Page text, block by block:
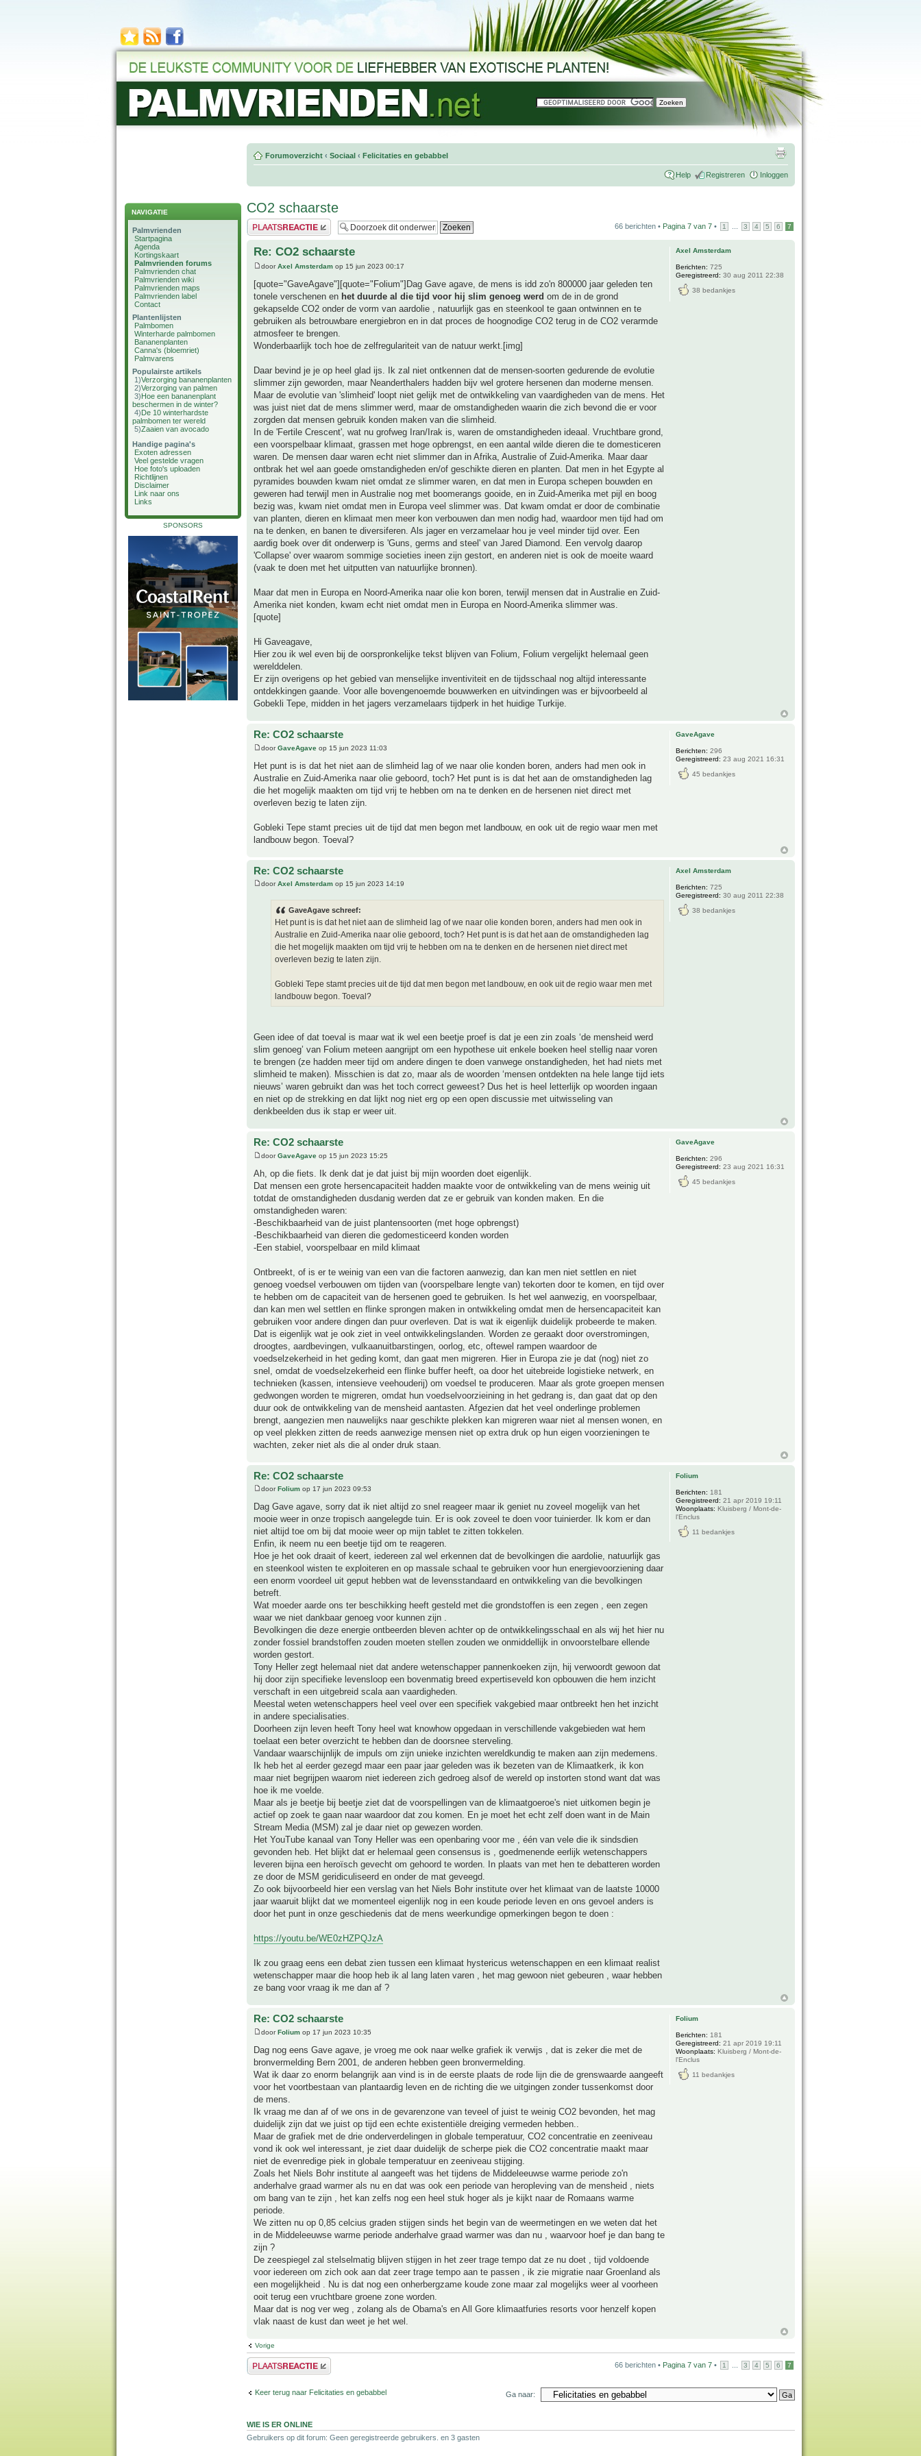
NAVIGATIE
Palmvrienden
Startpagina
Agenda
Kortingskaart
Palmvrienden forums
Palmvrienden chat
Palmvrienden wiki
Palmvrienden maps
Palmvrienden label
Contact
Plantenlijsten
Palmbomen
Winterharde palmbomen
Bananenplanten
Canna's (bloemriet)
Palmvarens
Populairste artikels
1)Verzorging bananenplanten
2)Verzorging van palmen
3)Hoe een bananenplant
beschermen in de winter?
4)De 10 winterhardste
palmbomen ter wereld
5)Zaaien van avocado
Handige pagina's
Exoten adressen
Veel gestelde vragen
Hoe foto's uploaden
Richtlijnen
Disclaimer
Link naar ons
Links
SPONSORS
Forumoverzicht ‹ Sociaal ‹ Felicitaties en gebabbel
Help Registreren Inloggen
CO2 schaarste
Plaats een reactie 66 berichten • Pagina 7 van 7 • 1 3 4 5 6 7
Re: CO2 schaarste
doorAxel Amsterdam op 15 jun 2023 00:17
[quote="GaveAgave"][quote="Folium"]Dag Gave agave, de mens is idd zo'n 800000 jaar geleden ten
tonele verschenen en het duurde al die tijd voor hij slim genoeg werd om de in de grond
gekapselde CO2 onder de vorm van aardolie , natuurlijk gas en steenkool te gaan ontwinnen en te
gebruiken als betrouwbare energiebron en in dat proces de hoognodige CO2 terug in de CO2 verarmde
atmosfeer te brengen.
Wonderbaarlijk toch hoe de zelfregulariteit van de natuur werkt.[img]
Daar bevind je je op heel glad ijs. Ik zal niet ontkennen dat de mensen-soorten gedurende de evolutie
slimmer zijn geworden, maar Neanderthalers hadden bijv wel grotere hersenen dan moderne mensen.
Maar de evolutie van 'slimheid' loopt niet gelijk met de ontwikkeling van vaardigheden van de mens. Het
was juist niet dat de mens slimmer werd, maar de omstandigheden waarin die zich bevond die er voor
zorgden dat mensen gebruik konden maken van die slimheid.
In de 'Fertile Crescent', wat nu grofweg Iran/Irak is, waren de omstandigheden ideaal. Vruchtbare grond,
een voorspelbaar klimaat, grassen met hoge opbrengst, en een aantal wilde dieren die te domesticeren
waren. De mensen daar waren echt niet slimmer dan in Afrika, Australie of Zuid-Amerika. Maar daar
ontbrak het wel aan goede omstandigheden en/of geschikte dieren en planten. Dat men in het Egypte al
pyramides bouwden kwam niet omdat ze slimmer waren, en dat men in Europa schepen bouwden en
geweren had terwijl men in Australie nog met boomerangs gooide, en in Zuid-Amerika met pijl en boog
bezig was, kwam niet omdat men in Europa veel slimmer was. Dat kwam omdat er door de combinatie
van planten, dieren en klimaat men meer kon verbouwen dan men nodig had, waardoor men tijd had om
na te denken, en banen te diversiferen. Als jager en verzamelaar hou je veel minder tijd over. Een
aardig boek over dit onderwerp is 'Guns, germs and steel' van Jared Diamond. Een vervolg daarop
'Collapse' over waarom sommige societies ineen zijn gestort, en anderen niet is ook de moeite waard
(vaak te doen met het uitputten van natuurlijke bronnen).
Maar dat men in Europa en Noord-Amerika naar olie kon boren, terwijl mensen dat in Australie en Zuid-
Amerika niet konden, kwam echt niet omdat men in Europa en Noord-Amerika slimmer was.
[quote]
Hi Gaveagave,
Hier zou ik wel even bij de oorspronkelijke tekst blijven van Folium, Folium vergelijkt helemaal geen
werelddelen.
Er zijn overigens op het gebied van menselijke inventiviteit en de tijdsschaal nog altijd interessante
ontdekkingen gaande. Voor alle bovengenoemde bouwwerken en uitvindingen was er bijvoorbeeld al
Gobekli Tepe, midden in het jagers verzamelaars tijdperk in het huidige Turkije.
Axel Amsterdam
Berichten: 725
Geregistreerd: 30 aug 2011 22:38
38 bedankjes
Re: CO2 schaarste
doorGaveAgave op 15 jun 2023 11:03
Het punt is is dat het niet aan de slimheid lag of we naar olie konden boren, anders had men ook in
Australie en Zuid-Amerika naar olie geboord, toch? Het punt is is dat het aan de omstandigheden lag
die het mogelijk maakten om tijd vrij te hebben om na te denken en de hersenen niet direct met
overleven bezig te laten zijn.
Gobleki Tepe stamt precies uit de tijd dat men begon met landbouw, en ook uit de regio waar men met
landbouw begon. Toeval?
GaveAgave
Berichten: 296
Geregistreerd: 23 aug 2021 16:31
45 bedankjes
Re: CO2 schaarste
doorAxel Amsterdam op 15 jun 2023 14:19
GaveAgave schreef:
Het punt is is dat het niet aan de slimheid lag of we naar olie konden boren, anders had men ook in
Australie en Zuid-Amerika naar olie geboord, toch? Het punt is is dat het aan de omstandigheden lag
die het mogelijk maakten om tijd vrij te hebben om na te denken en de hersenen niet direct met
overleven bezig te laten zijn.
Gobleki Tepe stamt precies uit de tijd dat men begon met landbouw, en ook uit de regio waar men met
landbouw begon. Toeval?
Geen idee of dat toeval is maar wat ik wel een beetje proef is dat je een zin zoals ‘de mensheid werd
slim genoeg’ van Folium meteen aangrijpt om een hypothese uit enkele boeken heel stellig naar voren
te brengen (ze hadden meer tijd om andere dingen te doen vanwege onstandigheden, het had niets met
slimheid te maken). Misschien is dat zo, maar als de woorden ‘mensen ontdekten na hele lange tijd iets
nieuws’ waren gebruikt dan was het toch correct geweest? Dus het is heel letterlijk op woorden ingaan
en niet op de strekking en dat lijkt nog niet erg op een open discussie met uitwisseling van
denkbeelden dus ik stap er weer uit.
Axel Amsterdam
Berichten: 725
Geregistreerd: 30 aug 2011 22:38
38 bedankjes
Re: CO2 schaarste
doorGaveAgave op 15 jun 2023 15:25
Ah, op die fiets. Ik denk dat je dat juist bij mijn woorden doet eigenlijk.
Dat mensen een grote hersencapaciteit hadden maakte voor de ontwikkeling van de mens weinig uit
totdat de omstandigheden dusdanig werden dat ze er gebruik van konden maken. En die
omstandigheden waren:
-Beschikbaarheid van de juist plantensoorten (met hoge opbrengst)
-Beschikbaarheid van dieren die gedomesticeerd konden worden
-Een stabiel, voorspelbaar en mild klimaat
Ontbreekt, of is er te weinig van een van die factoren aanwezig, dan kan men niet settlen en niet
genoeg voedsel verbouwen om tijden van (voorspelbare lengte van) tekorten door te komen, en tijd over
te hebben om de capaciteit van de hersenen goed te gebruiken. Is het wel aanwezig, en voorspelbaar,
dan kan men wel settlen en flinke sprongen maken in ontwikkeling omdat men de hersencapaciteit kan
gebruiken voor andere dingen dan puur overleven. Dat is wat ik eigenlijk duidelijk probeerde te maken.
Dat is eigenlijk wat je ook ziet in veel ontwikkelingslanden. Worden ze geraakt door overstromingen,
droogtes, aardbevingen, vulkaanuitbarstingen, oorlog, etc, oftewel rampen waardoor de
voedselzekerheid in het geding komt, dan gaat men migreren. Hier in Europa zie je dat (nog) niet zo
snel, omdat de voedselzekerheid een flinke buffer heeft, oa door het uitebreide logistieke netwerk, en
technieken (kassen, intensieve veehouderij) om voedsel te produceren. Maar als grote groepen mensen
gedwongen worden te migreren, omdat hun voedselvoorzieining in het gedrang is, dan gaat dat op den
duur ook de ontwikkeling van de mensheid aantasten. Afgezien dat het veel onderlinge problemen
brengt, aangezien men nauwelijks naar geschikte plekken kan migreren waar niet al mensen wonen, en
op veel plekken zitten de reeds aanwezige mensen niet op extra druk op hun eigen voorzieningen te
wachten, zeker niet als die al onder druk staan.
GaveAgave
Berichten: 296
Geregistreerd: 23 aug 2021 16:31
45 bedankjes
Re: CO2 schaarste
doorFolium op 17 jun 2023 09:53
Dag Gave agave, sorry dat ik niet altijd zo snel reageer maar ik geniet nu zoveel mogelijk van het
mooie weer in onze tropisch aangelegde tuin. Er is ook zoveel te doen voor tuinierder. Ik kom er dan
niet altijd toe om bij dat mooie weer op mijn tablet te zitten tokkelen.
Enfin, ik neem nu een beetje tijd om te reageren.
Hoe je het ook draait of keert, iedereen zal wel erkennen dat de bevolkingen die aardolie, natuurlijk gas
en steenkool wisten te exploiteren en op massale schaal te gebruiken voor hun energievoorziening daar
een enorm voordeel uit geput hebben wat de levensstandaard en ontwikkeling van die bevolkingen
betreft.
Wat moeder aarde ons ter beschikking heeft gesteld met die grondstoffen is een zegen , een zegen
waar we niet dankbaar genoeg voor kunnen zijn .
Bevolkingen die deze energie ontbeerden bleven achter op de ontwikkelingsschaal en als wij het hier nu
zonder fossiel brandstoffen zouden moeten stellen zouden we onmiddellijk in onvoorstelbare ellende
worden gestort.
Tony Heller zegt helemaal niet dat andere wetenschapper pannenkoeken zijn, hij verwoordt gewoon dat
hij door zijn specifieke levensloop een bovenmatig breed expertiseveld kon opbouwen die hem inzicht
verschaft in een uitgebreid scala aan vaardigheden.
Meestal weten wetenschappers heel veel over een specifiek vakgebied maar ontbreekt hen het inzicht
in andere specialisaties.
Doorheen zijn leven heeft Tony heel wat knowhow opgedaan in verschillende vakgebieden wat hem
toelaat een beter overzicht te hebben dan de doorsnee sterveling.
Vandaar waarschijnlijk de impuls om zijn unieke inzichten wereldkundig te maken aan zijn medemens.
Ik heb het al eerder gezegd maar een paar jaar geleden was ik bezeten van de Klimaatkerk, ik kon
maar niet begrijpen waarom niet iedereen zich gedroeg alsof de wereld op instorten stond want dat was
hoe ik me voelde.
Maar als je beetje bij beetje ziet dat de voorspellingen van de klimaatgoeroe's niet uitkomen begin je
actief op zoek te gaan naar waardoor dat zou komen. En je moet het echt zelf doen want in de Main
Stream Media (MSM) zal je daar niet op gewezen worden.
Het YouTube kanaal van Tony Heller was een openbaring voor me , één van vele die ik sindsdien
gevonden heb. Het blijkt dat er helemaal geen consensus is , goedmenende eerlijk wetenschappers
leveren bijna een heroïsch gevecht om gehoord te worden. In plaats van met hen te debatteren worden
ze door de MSM geridiculiseerd en onder de mat geveegd.
Zo ook bijvoorbeeld hier een verslag van het Niels Bohr institute over het klimaat van de laatste 10000
jaar waaruit blijkt dat we momenteel eigenlijk nog in een koude periode leven en ons gevoel anders is
door het punt in onze geschiedenis dat de mens weerkundige opmerkingen begon te doen :
https://youtu.be/WE0zHZPQJzA
Ik zou graag eens een debat zien tussen een klimaat hystericus wetenschappen en een klimaat realist
wetenschapper maar die hoop heb ik al lang laten varen , het mag gewoon niet gebeuren , waar hebben
ze bang voor vraag ik me dan af ?
Folium
Berichten: 181
Geregistreerd: 21 apr 2019 19:11
Woonplaats: Kluisberg / Mont-de-
l'Enclus
11 bedankjes
Re: CO2 schaarste
doorFolium op 17 jun 2023 10:35
Dag nog eens Gave agave, je vroeg me ook naar welke grafiek ik verwijs , dat is zeker die met de
bronvermelding Bern 2001, de anderen hebben geen bronvermelding.
Wat ik daar zo enorm belangrijk aan vind is in de eerste plaats de rode lijn die de grenswaarde aangeeft
voor het voortbestaan van plantaardig leven en de richting die we uitgingen zonder tussenkomst door
de mens.
Ik vraag me dan af of we ons in de gevarenzone van teveel of juist te weinig CO2 bevonden, het mag
duidelijk zijn dat we juist op tijd een echte existentiële dreiging vermeden hebben..
Maar de grafiek met de drie onderverdelingen in globale temperatuur, CO2 concentratie en zeeniveau
vond ik ook wel interessant, je ziet daar duidelijk de scherpe piek die CO2 concentratie maakt maar
niet de evenredige piek in globale temperatuur en zeeniveau stijging.
Zoals het Niels Bohr institute al aangeeft was het tijdens de Middeleeuwse warme periode zo'n
anderhalve graad warmer als nu en dat was ook een periode van heropleving van de mensheid , niets
om bang van te zijn , het kan zelfs nog een heel stuk hoger als je kijkt naar de Romaans warme
periode.
We zitten nu op 0,85 celcius graden stijgen sinds het begin van de weermetingen en we weten dat het
in de Middeleeuwse warme periode anderhalve graad warmer was dan nu , waarvoor hoef je dan bang te
zijn ?
De zeespiegel zal stelselmatig blijven stijgen in het zeer trage tempo dat ze nu doet , tijd voldoende
voor iedereen om zich ook aan dat zeer trage tempo aan te passen , ik zie migratie naar Groenland als
een mogelijkheid . Nu is dat nog een onherbergzame koude zone maar zal mogelijks weer al voorheen
ooit terug een vruchtbare groene zone worden.
Maar dat is nog ver weg , zolang als de Obama's en All Gore klimaatfuries resorts voor henzelf kopen
vlak naast de kust dan weet je het wel.
Folium
Berichten: 181
Geregistreerd: 21 apr 2019 19:11
Woonplaats: Kluisberg / Mont-de-
l'Enclus
11 bedankjes
Vorige
Plaats een reactie 66 berichten • Pagina 7 van 7 • 1 3 4 5 6 7
Keer terug naar Felicitaties en gebabbel Ga naar:
WIE IS ER ONLINE
Gebruikers op dit forum: Geen geregistreerde gebruikers. en 3 gasten